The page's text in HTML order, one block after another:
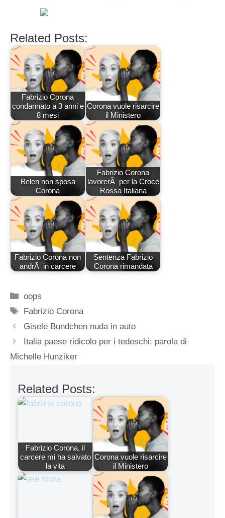
Related Posts:
Fabrizio Corona
condannato a 3 anni e
8 mesi
Corona vuole risarcire
il Ministero
Belen non sposa
Corona
Fabrizio Corona
lavorerÃ per la Croce
Rossa Italiana
Fabrizio Corona non
andrÃ in carcere
Sentenza Fabrizio
Corona rimandata
Categorie
oops
Tag
Fabrizio Corona
Gisele Bundchen nuda in auto
Italia paese ridicolo per i tedeschi: parola di
Michelle Hunziker
Related Posts:
Fabrizio Corona, il
carcere mi ha salvato
la vita
Corona vuole risarcire
il Ministero